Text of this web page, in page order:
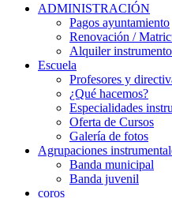
ADMINISTRACIÓN
Pagos ayuntamiento
Renovación /
Alquiler
Escuela
Profesores y
¿Qué hacemos?
Especialidades
Oferta de Cursos
Galería de fotos
Agrupaciones
Banda municipal
Banda juvenil
coros